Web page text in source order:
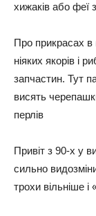
хижаків або феї
Про прикрасах в
ніяких якорів і
запчастин. Тут
висять
перлів
Привіт з 90-х у
сильно
трохи вільніше